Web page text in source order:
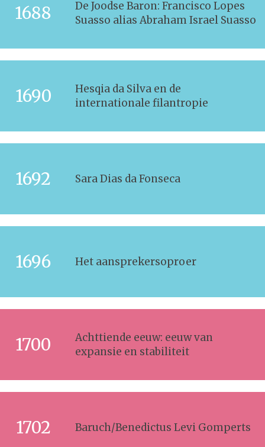
1688
De Joodse Baron: Francisco Lopes
Suasso alias Abraham Israel Suasso
1690
Hesqia da Silva en de
internationale filantropie
1692 Sara Dias da Fonseca
1696 Het aansprekersoproer
1700
Achttiende eeuw: eeuw van
expansie en stabiliteit
1702 Baruch/Benedictus Levi Gomperts